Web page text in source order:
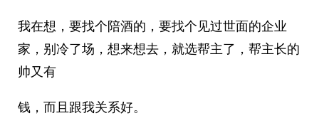
我在想，要找个陪酒的，要找个见过世面的企业
家，别冷了场，想来想去，就选帮主了，帮主长的
帅又有
钱，而且跟我关系好。